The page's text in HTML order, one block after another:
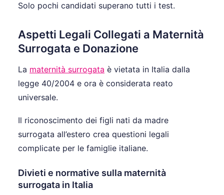
Solo pochi candidati superano tutti i test.
Aspetti Legali Collegati a Maternità
Surrogata e Donazione
La maternità surrogata è vietata in Italia dalla
legge 40/2004 e ora è considerata reato
universale.
Il riconoscimento dei figli nati da madre
surrogata all’estero crea questioni legali
complicate per le famiglie italiane.
Divieti e normative sulla maternità
surrogata in Italia